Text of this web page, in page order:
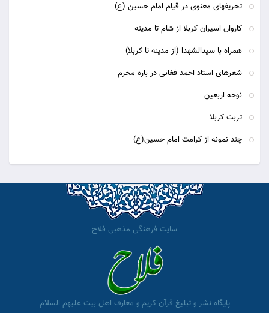
تحریفهای معنوی در قیام امام حسین (ع)
کاروان اسیران کربلا از شام تا مدینه
همراه با سيدالشهدا (از مدينه تا كربلا)
شعرهای استاد احمد فغانی در باره محرم
نوحه اربعین
تربت كربلا
چند نمونه از کرامت امام حسین(ع)
سایت فرهنگی مذهبی فلاح
پایگاه نشر و تبلیغ قرآن کریم و معارف اهل بیت علیهم السلام